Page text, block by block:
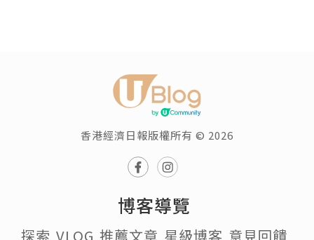
香港經濟日報版權所有 © 2026
博客導覽
探索 VLOG 推薦文章 星級博客 意見回饋